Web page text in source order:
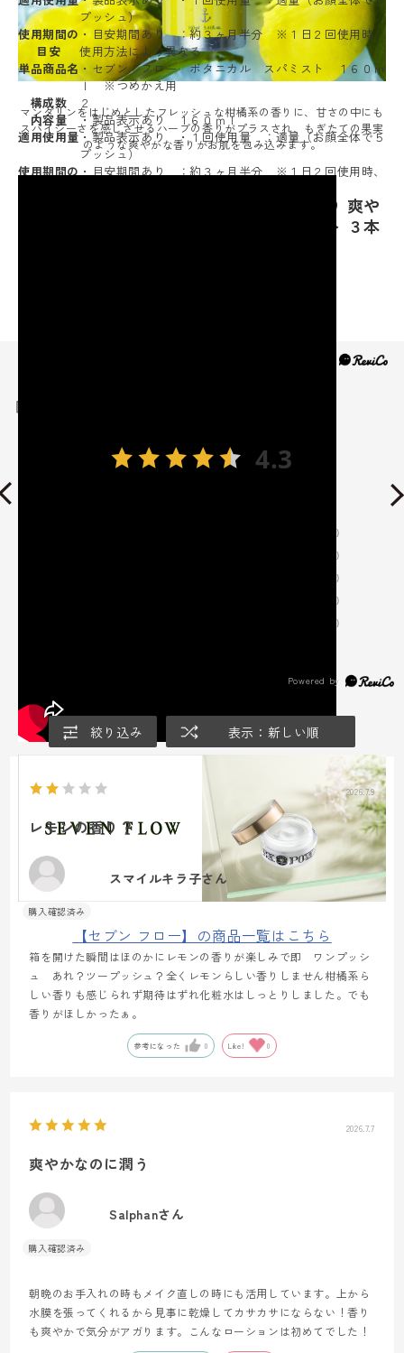
セブン フロー フレッシュな柑橘系の香り 爽や
かな潤いで満たす ボタニカル スパミスト ３本
マンダリンをはじめとしたフレッシュな柑橘系の香りに、甘さの中にも
スパイシーさを感じさせるハーブの香りがプラスされ、もぎたての果実
のような爽やかな香りがお肌を包み込みます。
【セブン フロー】の商品一覧はこちら
プッシュ）
使用期間の
目安
・目安期間あり ：約３ヶ月半分 ※１日２回使用時、
使用方法により異なる
単品商品名 ・セブン フロー ボタニカル スパミスト １６０ｍ
ｌ ※つめかえ用
構成数
２
内容量
・製品表示あり １６０ｍｌ
適用使用量・製品表示あり ・１回使用量 ：適量（お顔全体で５
プッシュ）
使用期間の・目安期間あり ：約３ヶ月半分 ※１日２回使用時、
4.3
(15)
(6)
(2)
(1)
(1)
絞り込み 表示：新しい順
2026.7.9
レモンの香り？
スマイルキラ子さん
箱を開けた瞬間はほのかにレモンの香りが楽しみで即 ワンプッシ
ュ あれ？ツープッシュ？全くレモンらしい香りしません柑橘系ら
しい香りも感じられず期待はずれ化粧水はしっとりしました。でも
香りがほしかったぁ。
参考になった 0 Like! 0
2026.7.7
爽やかなのに潤う
Salphanさん
朝晩のお手入れの時もメイク直しの時にも活用しています。上から
水膜を張ってくれるから見事に乾燥してカサカサにならない！香り
も爽やかで気分がアガります。こんなローションは初めてでした！